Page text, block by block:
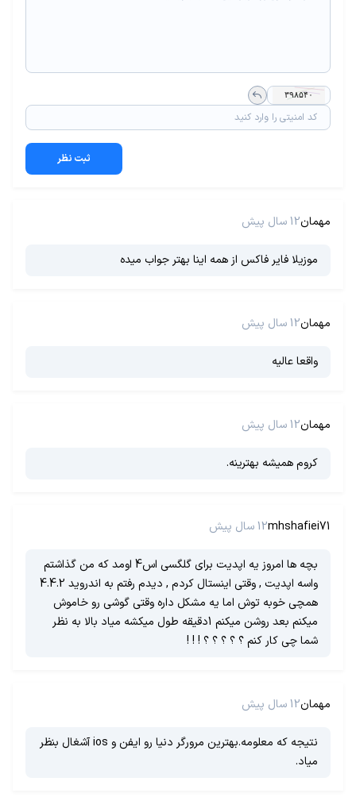
ثبت نظر
مهمان12 سال پیش
موزیلا فایر فاکس از همه اینا بهتر جواب میده
مهمان12 سال پیش
واقعا عالیه
مهمان12 سال پیش
کروم همیشه بهترینه.
mhshafiei7112 سال پیش
بچه ها امروز یه اپدیت برای گلگسی اس4 اومد که من گذاشتم
واسه اپدیت , وقتی اینستال کردم , دیدم رفتم به اندروید 4.4.2
همچی خوبه توش اما یه مشکل داره وقتی گوشی رو خاموش
میکنم بعد روشن میکنم 1دقیقه طول میکشه میاد بالا به نظر
شما چی کار کنم ؟ ؟ ؟ ؟ ؟ ! ! !
مهمان12 سال پیش
نتیجه که معلومه.بهترین مرورگر دنیا رو ایفن و ios آشغال بنظر
میاد.